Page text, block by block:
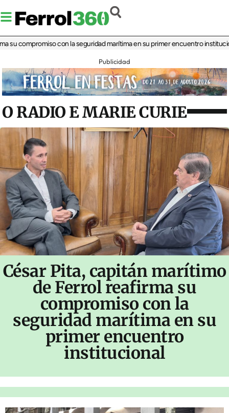
con la seguridad marítima en su primer encuentro institucional
Publicidad
O RADIO E MARIE CURIE
César Pita, capitán marítimo
de Ferrol reafirma su
compromiso con la
seguridad marítima en su
primer encuentro
institucional